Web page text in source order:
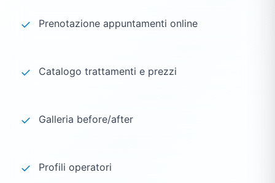
✓ Prenotazione appuntamenti online
✓ Catalogo trattamenti e prezzi
✓ Galleria before/after
✓ Profili operatori